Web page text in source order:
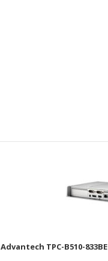
Advantech TPC-B510-833BE